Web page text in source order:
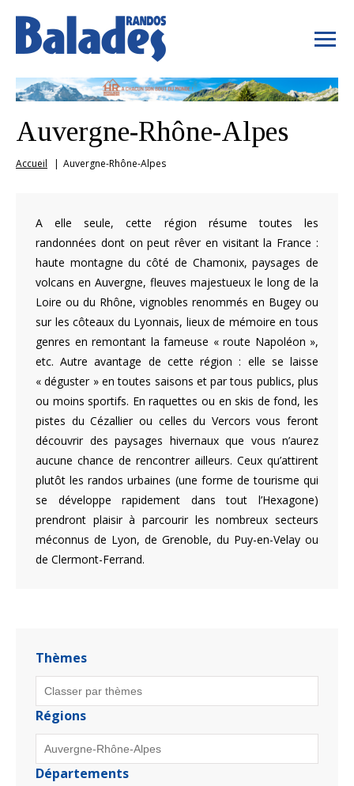
Auvergne-Rhône-Alpes
Accueil Auvergne-Rhône-Alpes
A elle seule, cette région résume toutes les
randonnées dont on peut rêver en visitant la France :
haute montagne du côté de Chamonix, paysages de
volcans en Auvergne, fleuves majestueux le long de la
Loire ou du Rhône, vignobles renommés en Bugey ou
sur les côteaux du Lyonnais, lieux de mémoire en tous
genres en remontant la fameuse « route Napoléon »,
etc. Autre avantage de cette région : elle se laisse
« déguster » en toutes saisons et par tous publics, plus
ou moins sportifs. En raquettes ou en skis de fond, les
pistes du Cézallier ou celles du Vercors vous feront
découvrir des paysages hivernaux que vous n’aurez
aucune chance de rencontrer ailleurs. Ceux qu’attirent
plutôt les randos urbaines (une forme de tourisme qui
se développe rapidement dans tout l’Hexagone)
prendront plaisir à parcourir les nombreux secteurs
méconnus de Lyon, de Grenoble, du Puy-en-Velay ou
de Clermont-Ferrand.
Thèmes
Régions
Départements